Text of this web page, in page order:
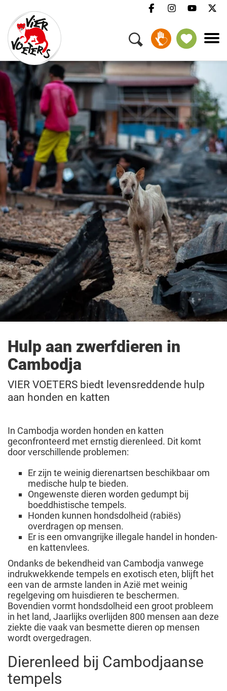
Hulp aan zwerfdieren in
Cambodja
VIER VOETERS biedt levensreddende hulp
aan honden en katten
In Cambodja worden honden en katten
geconfronteerd met ernstig dierenleed. Dit komt
door verschillende problemen:
Er zijn te weinig dierenartsen beschikbaar om
medische hulp te bieden.
Ongewenste dieren worden gedumpt bij
boeddhistische tempels.
Honden kunnen hondsdolheid (rabiës)
overdragen op mensen.
Er is een omvangrijke illegale handel in honden-
en kattenvlees.
Ondanks de bekendheid van Cambodja vanwege
indrukwekkende tempels en exotisch eten, blijft het
een van de armste landen in Azië met weinig
regelgeving om huisdieren te beschermen.
Bovendien vormt hondsdolheid een groot probleem
in het land, Jaarlijks overlijden 800 mensen aan deze
ziekte die vaak van besmette dieren op mensen
wordt overgedragen.
Dierenleed bij Cambodjaanse
tempels